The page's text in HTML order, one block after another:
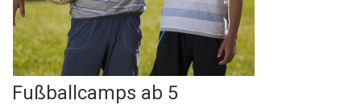
Fußballcamps ab 5